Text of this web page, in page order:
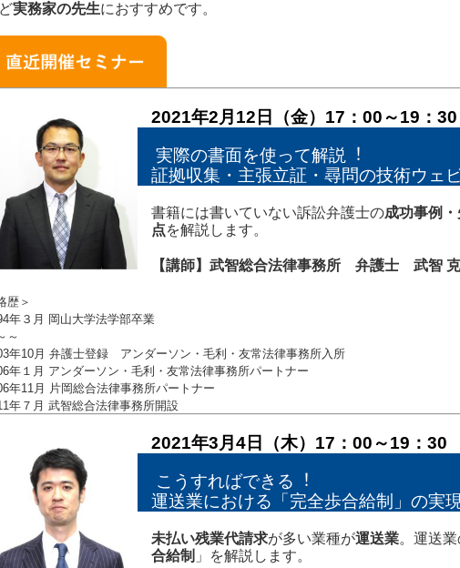
実務家の先生におすすめです。
2021年2月12日（金）17：00～19：30
実際の書面を使って解説︕
証拠収集・主張立証・尋問の技術ウェ
書籍には書いていない訴訟弁護士の成功事例・
点を解説します。
【講師】武智総合法律事務所 弁護士 武智
歴＞
年３月 岡山大学法学部卒業
～
年10月 弁護士登録 アンダーソン・毛利・友常法律事務所入所
年１月 アンダーソン・毛利・友常法律事務所パートナー
年11月 片岡総合法律事務所パートナー
年７月 武智総合法律事務所開設
2021年3月4日（木）17：00～19：30
こうすればできる︕
運送業における「完全歩合給制」の実
未払い残業代請求が多い業種が運送業。運送
合給制 」を解説します。